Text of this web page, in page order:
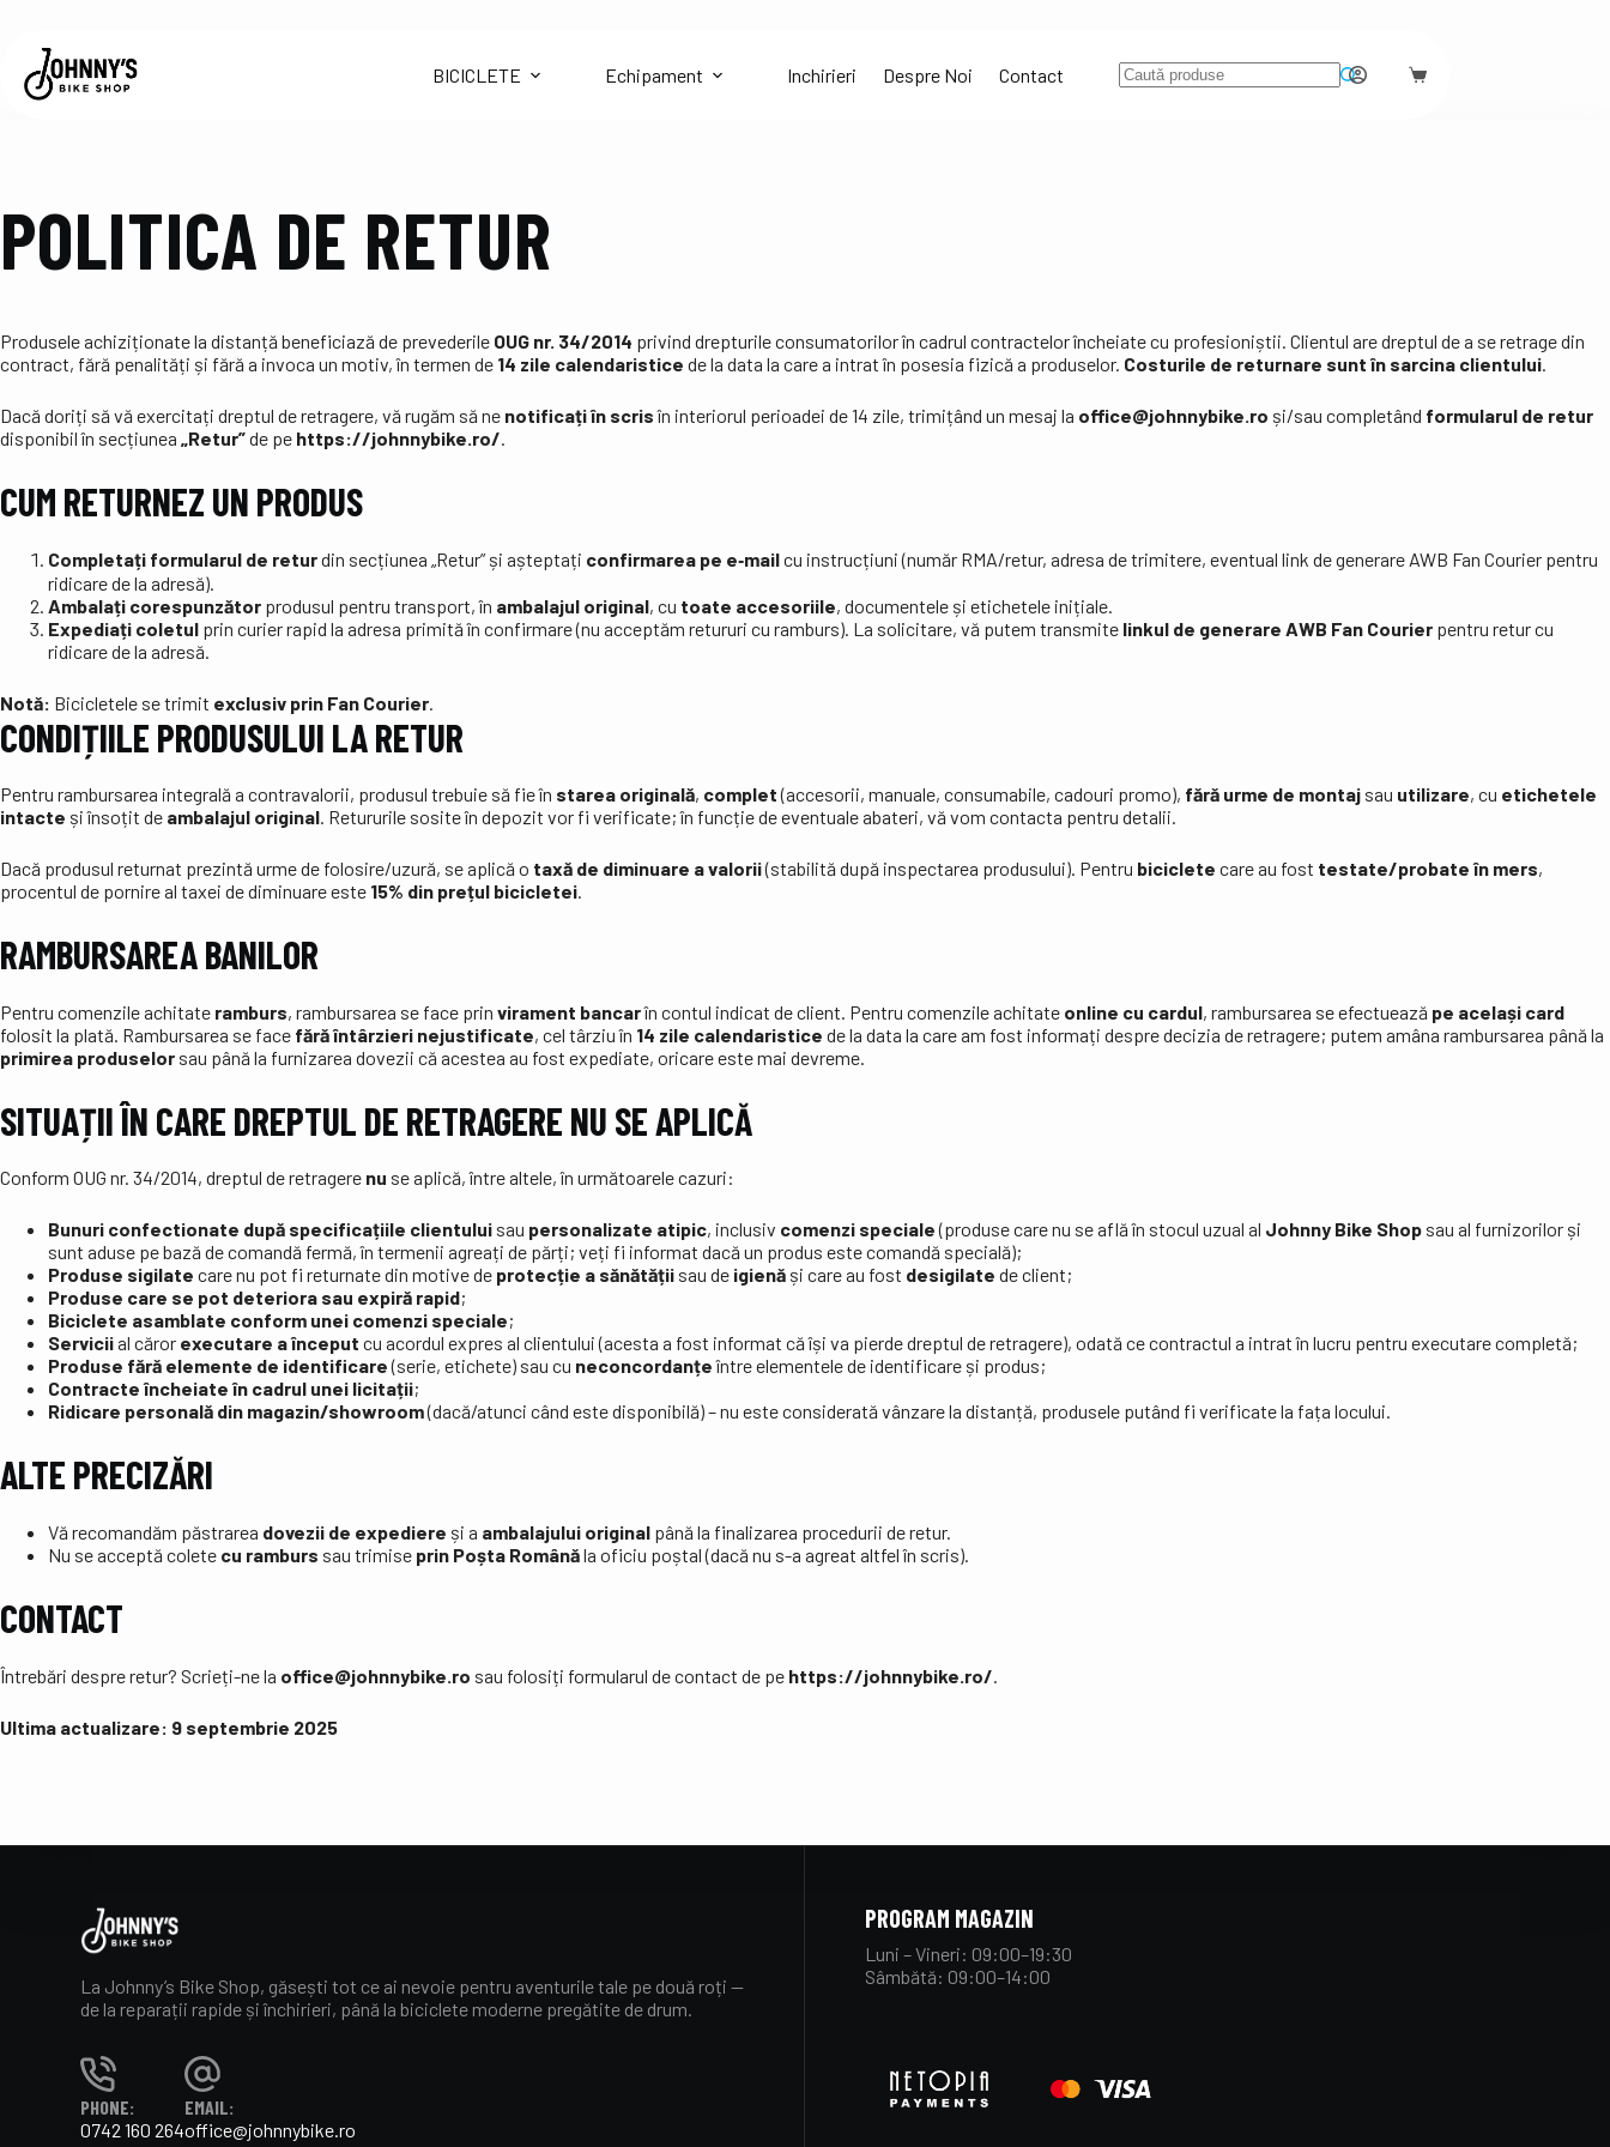
BICICLETE Echipament Inchirieri Despre Noi Contact
POLITICA DE RETUR
Produsele achiziționate la distanță beneficiază de prevederile OUG nr. 34/2014 privind drepturile consumatorilor în cadrul contractelor încheiate cu profesioniștii. Clientul are dreptul de a se retrage din
contract, fără penalități și fără a invoca un motiv, în termen de 14 zile calendaristice de la data la care a intrat în posesia fizică a produselor. Costurile de returnare sunt în sarcina clientului.
Dacă doriți să vă exercitați dreptul de retragere, vă rugăm să ne notificați în scrisîn interiorul perioadei de 14 zile, trimițând un mesaj la office@johnnybike.ro și/sau completând formularul de retur
disponibil în secțiunea „Retur”de pe https://johnnybike.ro/.
CUM RETURNEZ UN PRODUS
Completați formularul de returdin secțiunea „Retur” și așteptați confirmarea pe e‑mailcu instrucțiuni (număr RMA/retur, adresa de trimitere, eventual link de generare AWB Fan Courier pentru
ridicare de la adresă).
Ambalați corespunzător produsul pentru transport, în ambalajul original, cu toate accesoriile, documentele și etichetele inițiale.
Expediați coletul prin curier rapid la adresa primită în confirmare (nu acceptăm retururi cu ramburs). La solicitare, vă putem transmite linkul de generare AWB Fan Courier pentru retur cu
ridicare de la adresă.
Notă: Bicicletele se trimit exclusiv prin Fan Courier
CONDIȚIILE PRODUSULUI LA RETUR
Pentru rambursarea integrală a contravalorii, produsul trebuie să fie în starea originală, complet(accesorii, manuale, consumabile, cadouri promo), fără urme de montaj sau utilizare, cu etichetele
intacte și însoțit de ambalajul original. Retururile sosite în depozit vor fi verificate; în funcție de eventuale abateri, vă vom contacta pentru detalii.
Dacă produsul returnat prezintă urme de folosire/uzură, se aplică o taxă de diminuare a valorii(stabilită după inspectarea produsului). Pentru biciclete care au fost testate/probate în mers,
procentul de pornire al taxei de diminuare este 15% din prețul bicicletei.
RAMBURSAREA BANILOR
Pentru comenzile achitate ramburs, rambursarea se face prin virament bancarîn contul indicat de client. Pentru comenzile achitate online cu cardul, rambursarea se efectuează pe același card
folosit la plată. Rambursarea se face fără întârzieri nejustificate, cel târziu în 14 zile calendaristice de la data la care am fost informați despre decizia de retragere; putem amâna rambursarea până la
primirea produselor sau până la furnizarea dovezii că acestea au fost expediate, oricare este mai devreme.
SITUAȚII ÎN CARE DREPTUL DE RETRAGERE NU SE APLICĂ
Conform OUG nr. 34/2014, dreptul de retragere nu se aplică, între altele, în următoarele cazuri:
Bunuri confectionate după specificațiile clientului sau personalizate atipic, inclusiv comenzi speciale(produse care nu se află în stocul uzual al Johnny Bike Shop sau al furnizorilor și
sunt aduse pe bază de comandă fermă, în termenii agreați de părți; veți fi informat dacă un produs este comandă specială);
Produse sigilate care nu pot fi returnate din motive de protecție a sănătății sau de igienă și care au fost desigilate de client;
Produse care se pot deteriora sau expiră rapid;
Biciclete asamblate conform unei comenzi speciale;
Serviciial căror executare a început cu acordul expres al clientului (acesta a fost informat că își va pierde dreptul de retragere), odată ce contractul a intrat în lucru pentru executare completă;
Produse fără elemente de identificare(serie, etichete) sau cu neconcordanțeîntre elementele de identificare și produs;
Contracte încheiate în cadrul unei licitații;
Ridicare personală din magazin/showroom(dacă/atunci când este disponibilă) – nu este considerată vânzare la distanță, produsele putând fi verificate la fața locului.
ALTE PRECIZĂRI
Vă recomandăm păstrarea dovezii de expediere și a ambalajului original până la finalizarea procedurii de retur.
Nu se acceptă colete cu ramburs sau trimise prin Poșta Românăla oficiu poștal (dacă nu s-a agreat altfel în scris).
CONTACT
Întrebări despre retur? Scrieți-ne la office@johnnybike.ro sau folosiți formularul de contact de pe https://johnnybike.ro/
Ultima actualizare: 9 septembrie 2025
La Johnny’s Bike Shop, găsești tot ce ai nevoie pentru aventurile tale pe două roți —
de la reparații rapide și închirieri, până la biciclete moderne pregătite de drum.
PHONE:
0742 160 264
EMAIL:
office@johnnybike.ro
PROGRAM MAGAZIN
Luni – Vineri: 09:00–19:30
Sâmbătă: 09:00–14:00